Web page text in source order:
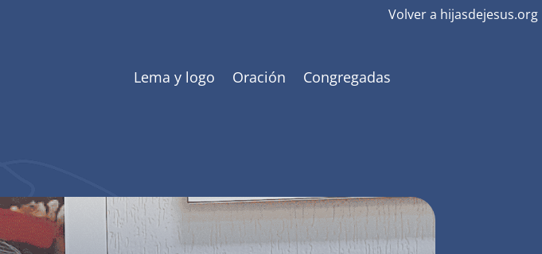
Volver a hijasdejesus.org
Lema y logo Oración Congregadas